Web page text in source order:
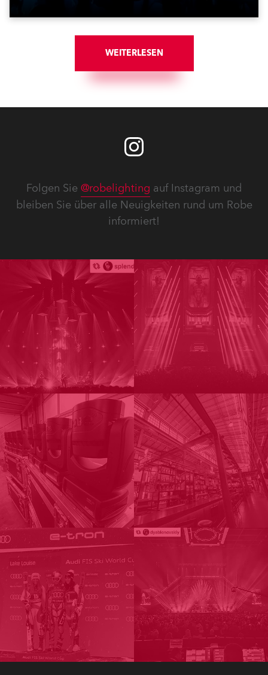
WEITERLESEN
Folgen Sie @robelighting auf Instagram und
bleiben Sie über alle Neuigkeiten rund um Robe
informiert!